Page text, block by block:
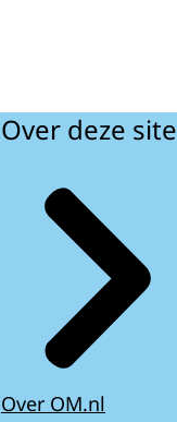
Over deze site
Over OM.nl